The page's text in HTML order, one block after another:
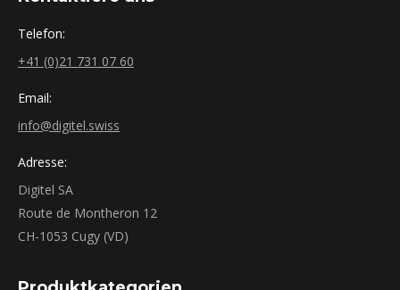
Telefon:
+41 (0)21 731 07 60
Email:
info@digitel.swiss
Adresse:
Digitel SA
Route de Montheron 12
CH-1053 Cugy (VD)